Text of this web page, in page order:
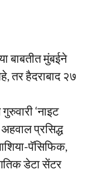
बाबतीत मुंबईने
तर हैदराबाद २७
‘नाइट
प्रसिद्ध
पॅसिफिक,
डेटा सेंटर